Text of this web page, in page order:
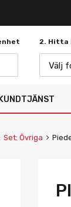
2. Hitta
Välj
KUNDTJÄNST
Set: Övriga